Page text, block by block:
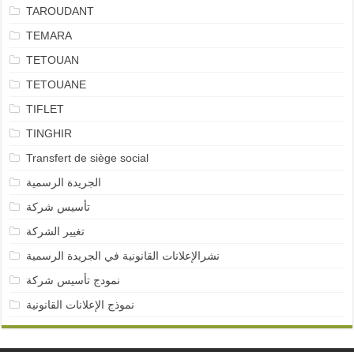
TAROUDANT
TEMARA
TETOUAN
TETOUANE
TIFLET
TINGHIR
Transfert de siège social
الجريدة الرسمية
تأسيس شركة
تغيير الشركة
نشرالإعلانات القانونية في الجريدة الرسمية
نمودج تأسيس شركة
نموذج الإعلانات القانونية